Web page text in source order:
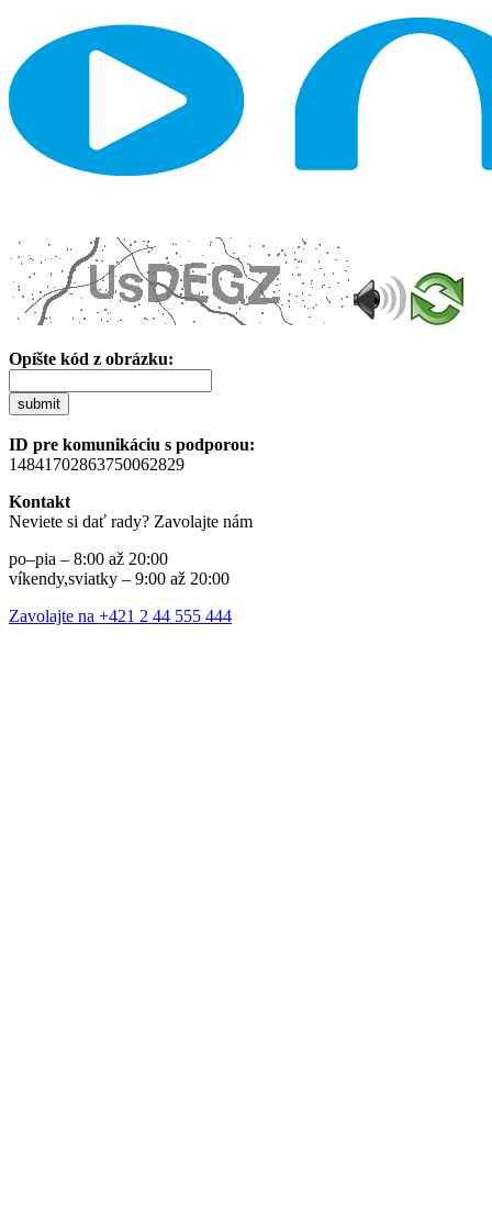
Opíšte kód z obrázku:
submit
ID pre komunikáciu s podporou:
14841702863750062829
Kontakt
Neviete si dať rady? Zavolajte nám
po–pia – 8:00 až 20:00
víkendy,sviatky – 9:00 až 20:00
Zavolajte na +421 2 44 555 444